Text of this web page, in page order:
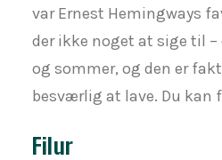
var Ernest Hemingways
der ikke noget at sige til –
og sommer, og den er
besværlig at lave. Du kan
Filur